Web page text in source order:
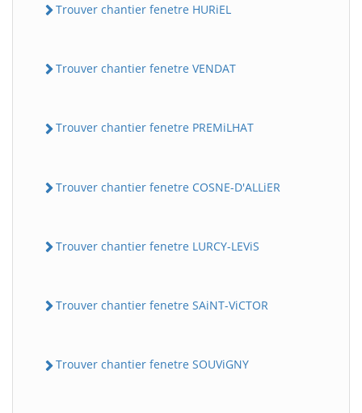
Trouver chantier fenetre HURiEL
Trouver chantier fenetre VENDAT
Trouver chantier fenetre PREMiLHAT
Trouver chantier fenetre COSNE-D'ALLiER
Trouver chantier fenetre LURCY-LEViS
Trouver chantier fenetre SAiNT-ViCTOR
Trouver chantier fenetre SOUViGNY